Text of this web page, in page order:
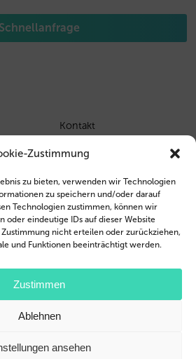
Zustimmung
zu bieten, verwenden wir Technologien
zu speichern und/oder darauf
Technologien zustimmen, können wir
oder eindeutige IDs auf dieser Website
nicht erteilen oder zurückziehen,
und Funktionen beeinträchtigt werden.
Zustimmen
Ablehnen
ansehen
Schnellanfrage
Kontakt
Kunden Login
Impressum
AGB
Datenschutzerklärung
weiteren Ländern eingetragen sind.
Electronics.